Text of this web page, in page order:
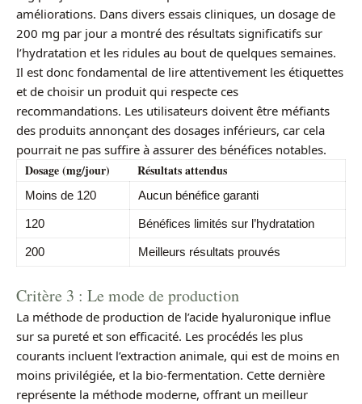
améliorations. Dans divers essais cliniques, un dosage de
200 mg par jour a montré des résultats significatifs sur
l’hydratation et les ridules au bout de quelques semaines.
Il est donc fondamental de lire attentivement les étiquettes
et de choisir un produit qui respecte ces
recommandations. Les utilisateurs doivent être méfiants
des produits annonçant des dosages inférieurs, car cela
pourrait ne pas suffire à assurer des bénéfices notables.
Dosage (mg/jour) Résultats attendus
Moins de 120 Aucun bénéfice garanti
120 Bénéfices limités sur l’hydratation
200 Meilleurs résultats prouvés
Critère 3 : Le mode de production
La méthode de production de l’acide hyaluronique influe
sur sa pureté et son efficacité. Les procédés les plus
courants incluent l’extraction animale, qui est de moins en
moins privilégiée, et la bio-fermentation. Cette dernière
représente la méthode moderne, offrant un meilleur